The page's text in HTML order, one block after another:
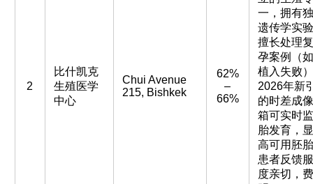
2
比什凯克
生殖医学
中心
Chui Avenue
215, Bishkek
62%
–
66%
一，拥有
遗传学实
擅长处理
孕案例（
植入失败
2026年新
的时差成
箱可实时
胎发育，
高可用胚
患者反馈
度亲切，